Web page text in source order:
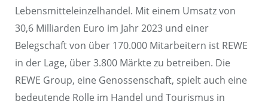
Lebensmitteleinzelhandel. Mit einem Umsatz von
30,6 Milliarden Euro im Jahr 2023 und einer
Belegschaft von über 170.000 Mitarbeitern ist REWE
in der Lage, über 3.800 Märkte zu betreiben. Die
REWE Group, eine Genossenschaft, spielt auch eine
bedeutende Rolle im Handel und Tourismus in